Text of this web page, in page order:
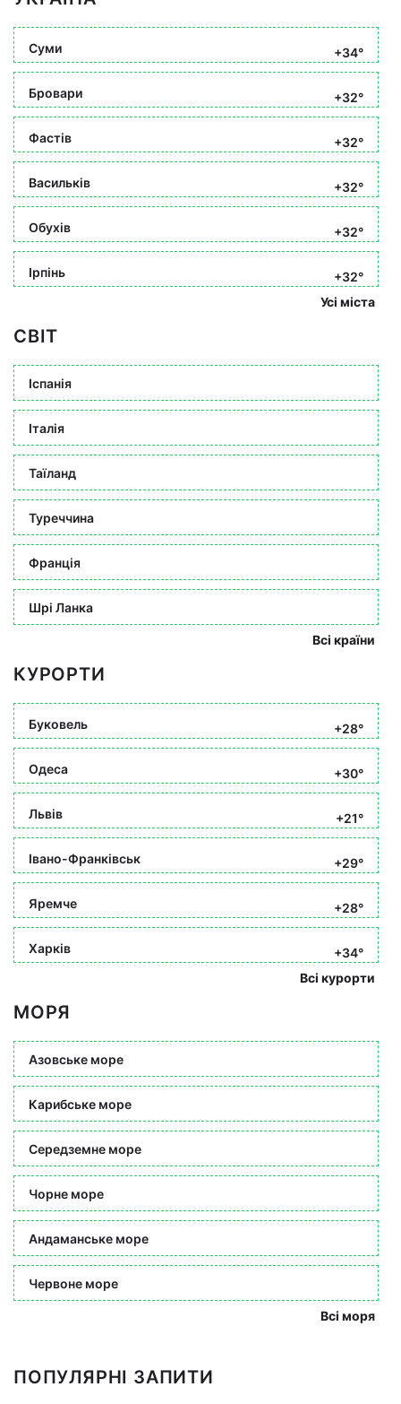
Суми +34°
Бровари +32°
Фастів +32°
Васильків +32°
Обухів +32°
Ірпінь
+32°
Усі міста
СВІТ
Іспанія
Італія
Таїланд
Туреччина
Франція
Шрі Ланка
Всі країни
КУРОРТИ
Буковель +28°
Одеса +30°
Львів +21°
Івано-Франківськ +29°
Яремче +28°
Харків
+34°
Всі курорти
МОРЯ
Азовське море
Карибське море
Середземне море
Чорне море
Андаманське море
Червоне море
Всі моря
ПОПУЛЯРНІ ЗАПИТИ